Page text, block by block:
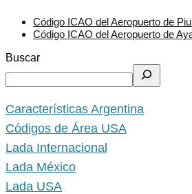
Código ICAO del Aeropuerto de
Código ICAO del Aeropuerto de
Buscar
Características Argentina
Códigos de Área USA
Lada Internacional
Lada México
Lada USA